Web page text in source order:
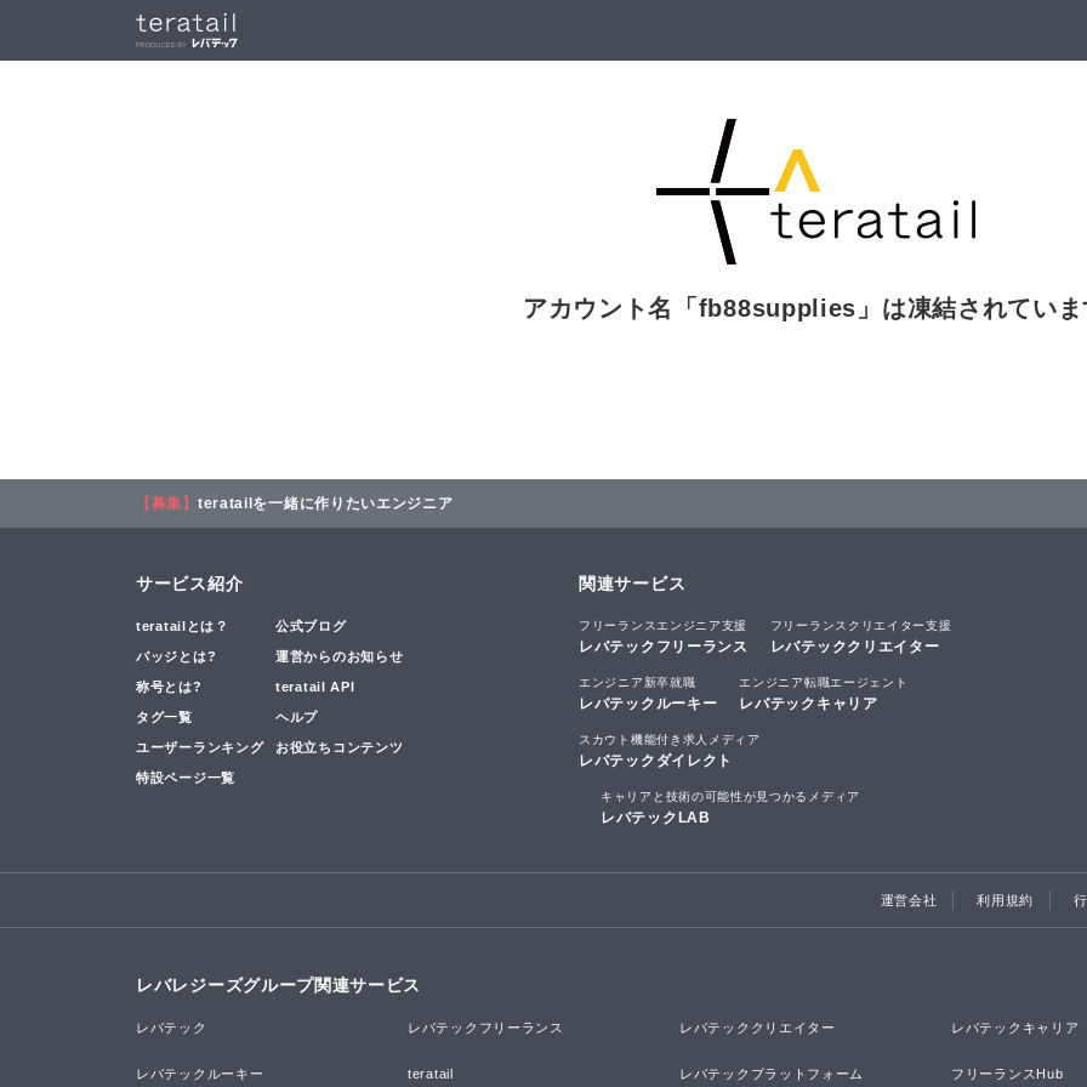
アカウント名「 fb88supplies 」は凍結されてい
【募集】 teratailを一緒に作りたいエンジニア
サービス紹介
teratailとは？ 公式ブログ
バッジとは? 運営からのお知らせ
称号とは? teratail API
タグ一覧 ヘルプ
ユーザーランキング お役立ちコンテンツ
特設ページ一覧
関連サービス
フリーランスエンジニア支援
レバテックフリーランス
フリーランスクリエイター支援
レバテッククリエイター
エンジニア新卒就職
レバテックルーキー
エンジニア転職エージェント
レバテックキャリア
スカウト機能付き求人メディア
レバテックダイレクト
キャリアと技術の可能性が見つかるメディア
レバテックLAB
運営会社 利用規約
レバレジーズグループ関連サービス
レバテック レバテックフリーランス レバテッククリエイター レバテックキャリア
レバテックルーキー teratail レバテックプラットフォーム フリーランスHub